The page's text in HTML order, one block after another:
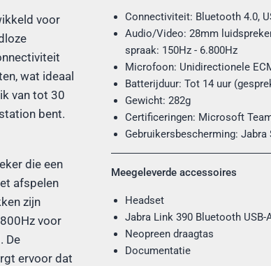
voor
wat ideaal
van tot 30
bent.
die een
afspelen
zijn
voor
De
ervoor dat
Connectiviteit: Bluetooth 4.0,
Audio/Video: 28mm
spraak: 150Hz - 6.800Hz
Microfoon: Unidirectionele
Batterijduur: Tot 14 uur
Gewicht: 282g
Certificeringen: Microsoft
Gebruikersbescherming:
Meegeleverde accessoires
Headset
Jabra Link 390 Bluetooth USB-
Neopreen draagtas
Documentatie